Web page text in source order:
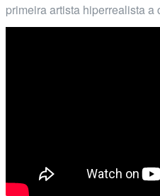
primeira artista hiperrealista a